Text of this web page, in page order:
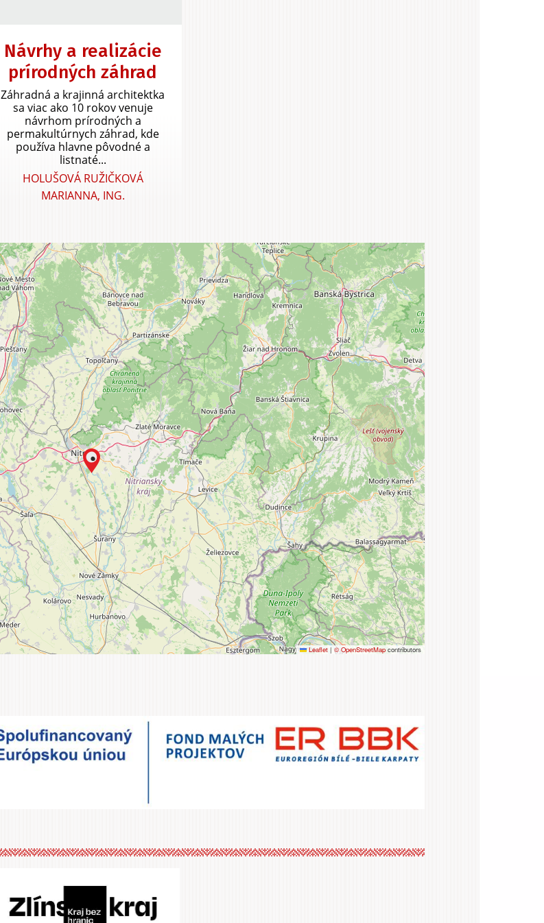
Návrhy a realizácie
prírodných záhrad
Záhradná a krajinná architektka
sa viac ako 10 rokov venuje
návrhom prírodných a
permakultúrnych záhrad, kde
používa hlavne pôvodné a
listnaté...
HOLUŠOVÁ RUŽIČKOVÁ
MARIANNA, ING.
Leaflet | © OpenStreetMap contributors